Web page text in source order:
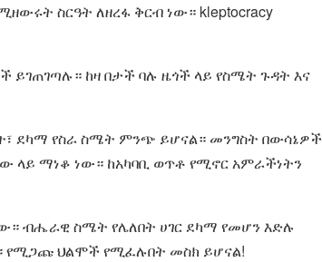
ስርዓት ለዘረፋ ቅርብ ነው። kleptocracy
ከዛ በታች ባሉ ዜጎች ላይ የስሜት ጉዳት እና
ደካማ የስራ ስሜት ምንጭ ይሆናል። መንግስት በውሳኔዎች
ላይ ማነቆ ነው። ከአካባቢ ወጥቶ የሚኖር አምራችነትን
ብሔራዊ ስሜት የሌለበት ሀገር ደካማ የመሆን እድሉ
የሚጋጩ ህልሞች የሚፈሉበት መስክ ይሆናል!